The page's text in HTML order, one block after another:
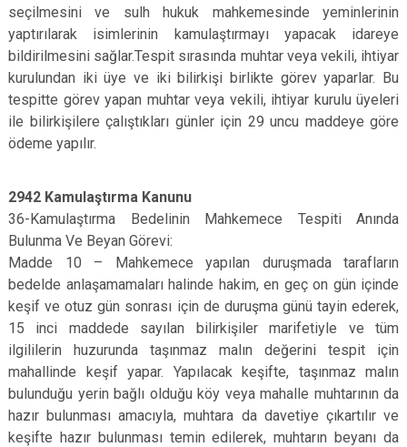
seçilmesini ve sulh hukuk mahkemesinde yeminlerinin
yaptırılarak isimlerinin kamulaştırmayı yapacak idareye
bildirilmesini sağlar.Tespit sırasında muhtar veya vekili, ihtiyar
kurulundan iki üye ve iki bilirkişi birlikte görev yaparlar. Bu
tespitte görev yapan muhtar veya vekili, ihtiyar kurulu üyeleri
ile bilirkişilere çalıştıkları günler için 29 uncu maddeye göre
ödeme yapılır.
2942 Kamulaştırma Kanunu
36-Kamulaştırma Bedelinin Mahkemece Tespiti Anında
Bulunma Ve Beyan Görevi:
Madde 10 – Mahkemece yapılan duruşmada tarafların
bedelde anlaşamamaları halinde hakim, en geç on gün içinde
keşif ve otuz gün sonrası için de duruşma günü tayin ederek,
15 inci maddede sayılan bilirkişiler marifetiyle ve tüm
ilgililerin huzurunda taşınmaz malın değerini tespit için
mahallinde keşif yapar. Yapılacak keşifte, taşınmaz malın
bulunduğu yerin bağlı olduğu köy veya mahalle muhtarının da
hazır bulunması amacıyla, muhtara da davetiye çıkartılır ve
keşifte hazır bulunması temin edilerek, muhtarın beyanı da